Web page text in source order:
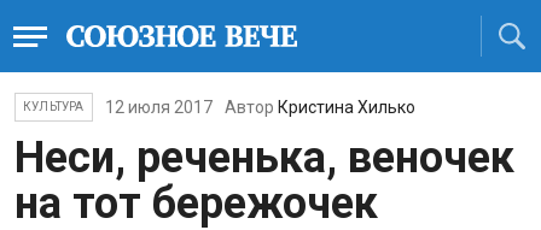
КУЛЬТУРА 12 июля 2017 Автор Кристина Хилько
Неси, реченька, веночек
на тот бережочек